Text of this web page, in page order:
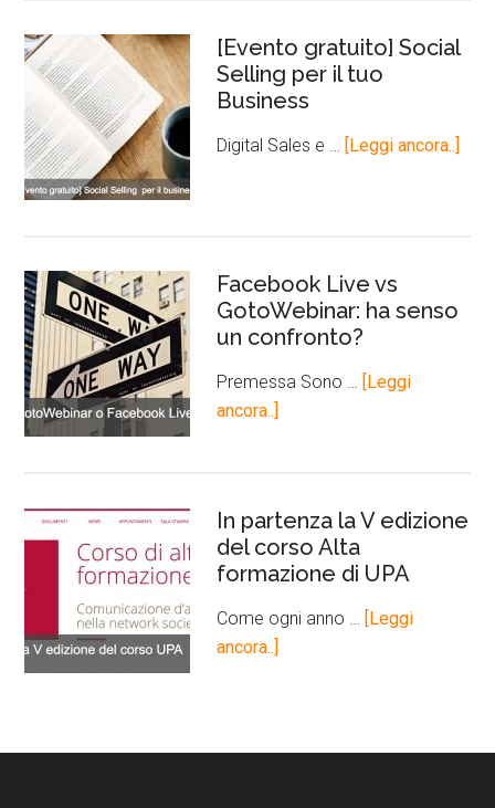
[Evento gratuito] Social
Selling per il tuo
Business
Digital Sales e … [Leggi ancora..]
Facebook Live vs
GotoWebinar: ha senso
un confronto?
Premessa Sono …
[Leggi
ancora..]
In partenza la V edizione
del corso Alta
formazione di UPA
Come ogni anno …
[Leggi
ancora..]